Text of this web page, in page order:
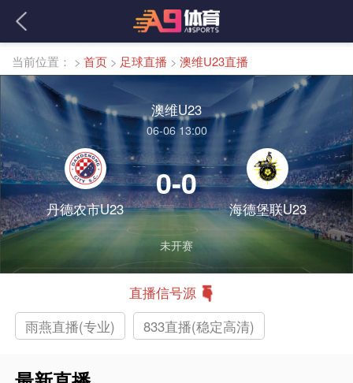
当前位置： > 首页 > 足球直播 > 澳维U23直播
澳维U23
06-06 13:00
丹德农市U23
0-0
海德堡联U23
未开赛
直播信号源
雨燕直播(专业)
833直播(稳定高清)